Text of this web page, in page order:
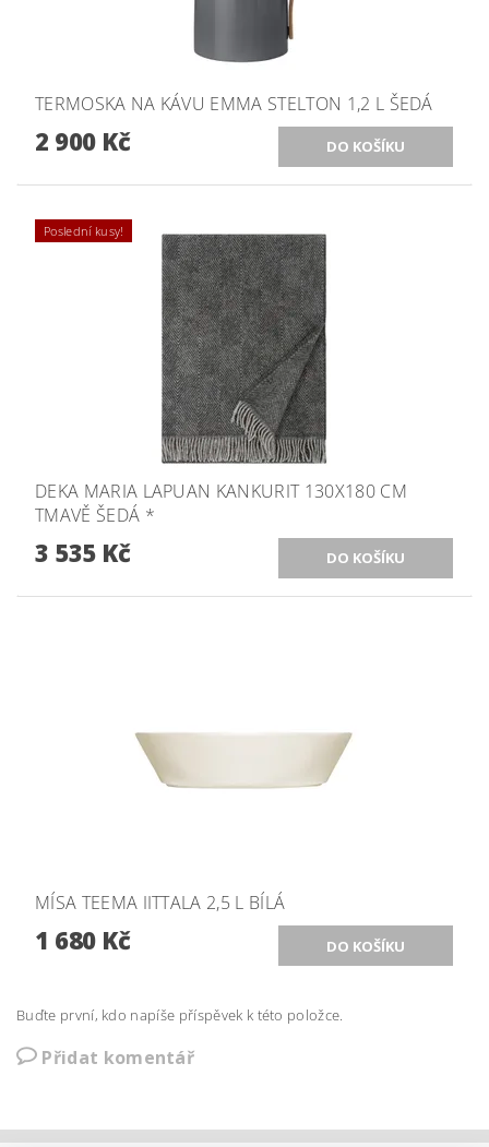
TERMOSKA NA KÁVU EMMA STELTON 1,2 L ŠEDÁ
2 900 Kč
Poslední kusy!
DEKA MARIA LAPUAN KANKURIT 130X180 CM
TMAVĚ ŠEDÁ *
3 535 Kč
MÍSA TEEMA IITTALA 2,5 L BÍLÁ
1 680 Kč
Buďte první, kdo napíše příspěvek k této položce.
Přidat komentář